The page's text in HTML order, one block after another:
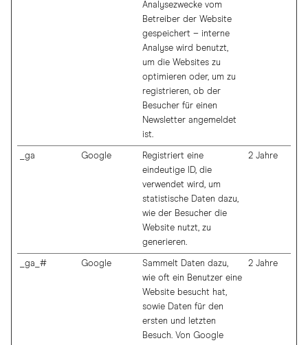
Analysezwecke vom
Betreiber der Website
gespeichert – interne
Analyse wird benutzt,
um die Websites zu
optimieren oder, um zu
registrieren, ob der
Besucher für einen
Newsletter angemeldet
ist.
_ga Google
Registriert eine
eindeutige ID, die
verwendet wird, um
statistische Daten dazu,
wie der Besucher die
Website nutzt, zu
generieren.
2 Jahre
_ga_# Google
Sammelt Daten dazu,
wie oft ein Benutzer eine
Website besucht hat,
sowie Daten für den
ersten und letzten
Besuch. Von Google
2 Jahre